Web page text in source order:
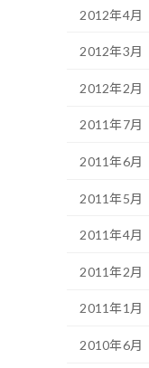
2012年4月
2012年3月
2012年2月
2011年7月
2011年6月
2011年5月
2011年4月
2011年2月
2011年1月
2010年6月